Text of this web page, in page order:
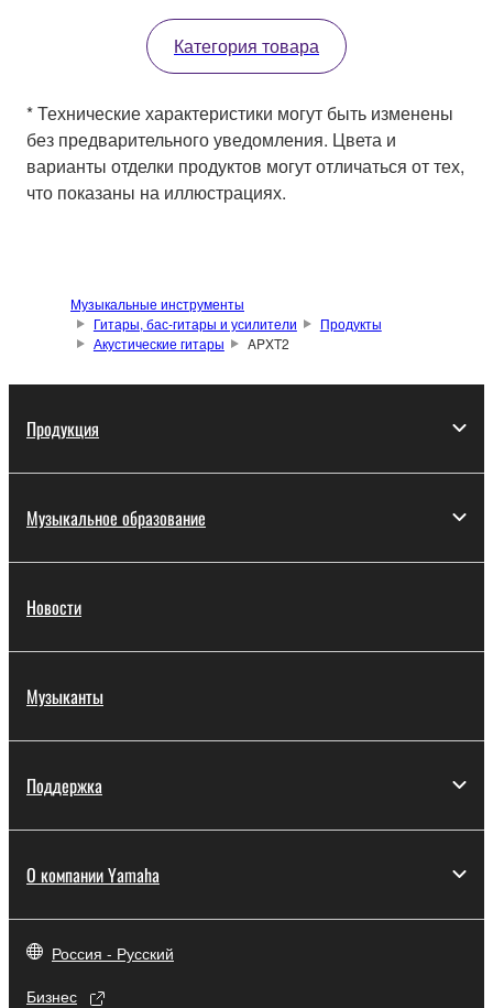
Категория товара
* Технические характеристики могут быть изменены
без предварительного уведомления. Цвета и
варианты отделки продуктов могут отличаться от тех,
что показаны на иллюстрациях.
Музыкальные инструменты
Гитары, бас-гитары и усилители
Продукты
Акустические гитары
APXT2
Продукция
Музыкальное образование
Новости
Музыканты
Поддержка
О компании Yamaha
Россия - Русский
Бизнес